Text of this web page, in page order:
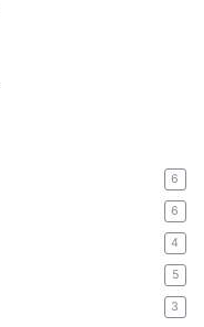
6
6
4
5
3